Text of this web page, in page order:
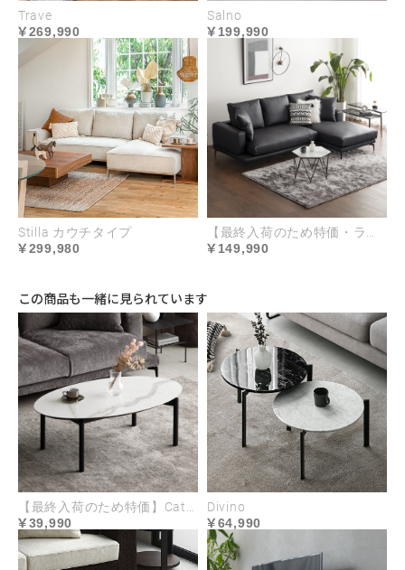
間でも疲れにくい、程よく沈み込みのある立ち座り
しやすい硬さです。
普通
沈み込みと弾力のバランスに優れた座り心地
背面
普通
沈み込みと弾力のバランスに優れた座り心地
Trave
269,990
Salno
199,990
Stilla カウチタイプ
299,980
【最終入荷のため特価・ラスト2台】Cremona EPUレザータイプ｜オットマン別売
149,990
この商品も一緒に見られています
【最終入荷のため特価】Catania
39,990
Divino
64,990